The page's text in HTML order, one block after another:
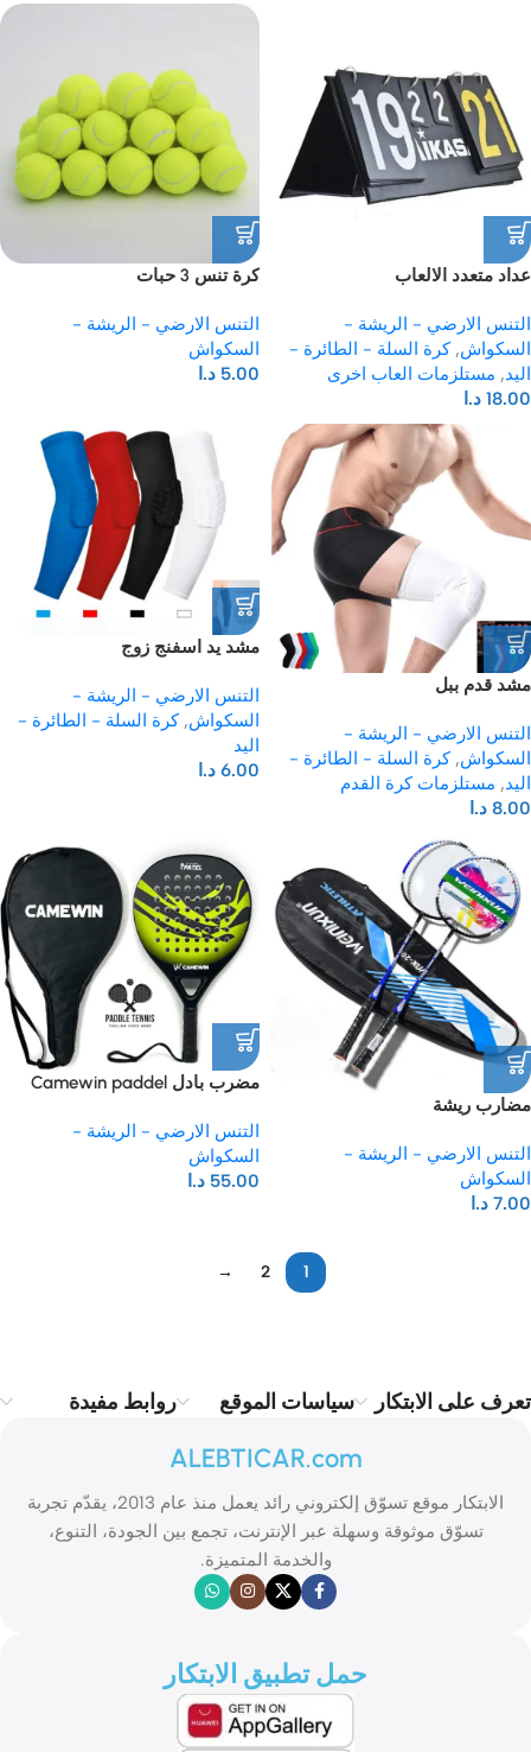
عداد متعدد الالعاب
التنس الارضي - الريشة -
السكواش, كرة السلة - الطائرة -
اليد, مستلزمات العاب اخرى
18.00 د.ا
كرة تنس 3 حبات
التنس الارضي - الريشة -
السكواش
5.00 د.ا
مشد قدم ببل
التنس الارضي - الريشة -
السكواش, كرة السلة - الطائرة -
اليد, مستلزمات كرة القدم
8.00 د.ا
مشد يد اسفنج زوج
التنس الارضي - الريشة -
السكواش, كرة السلة - الطائرة -
اليد
6.00 د.ا
مضارب ريشة
التنس الارضي - الريشة -
السكواش
7.00 د.ا
مضرب بادل Camewin paddel
التنس الارضي - الريشة -
السكواش
55.00 د.ا
1
2
→
تعرف على الابتكار سياسات الموقع روابط مفيدة
ALEBTICAR.com
الابتكار موقع تسوّق إلكتروني رائد يعمل منذ عام 2013، يقدّم تجربة
تسوّق موثوقة وسهلة عبر الإنترنت، تجمع بين الجودة، التنوع،
والخدمة المتميزة.
حمل تطبيق الابتكار